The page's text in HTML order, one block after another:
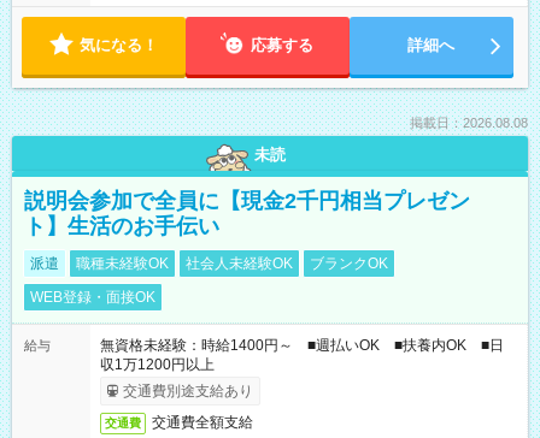
気になる！ 応募する 詳細へ
掲載日：2026.08.08
未読
説明会参加で全員に【現金2千円相当プレゼン
ト】生活のお手伝い
派遣 職種未経験OK 社会人未経験OK
ブランクOK
WEB登録・面接OK
給与
無資格未経験：時給1400円～ ■週払いOK ■扶養内OK ■日
収1万1200円以上
交通費別途支給あり
交通費 交通費全額支給